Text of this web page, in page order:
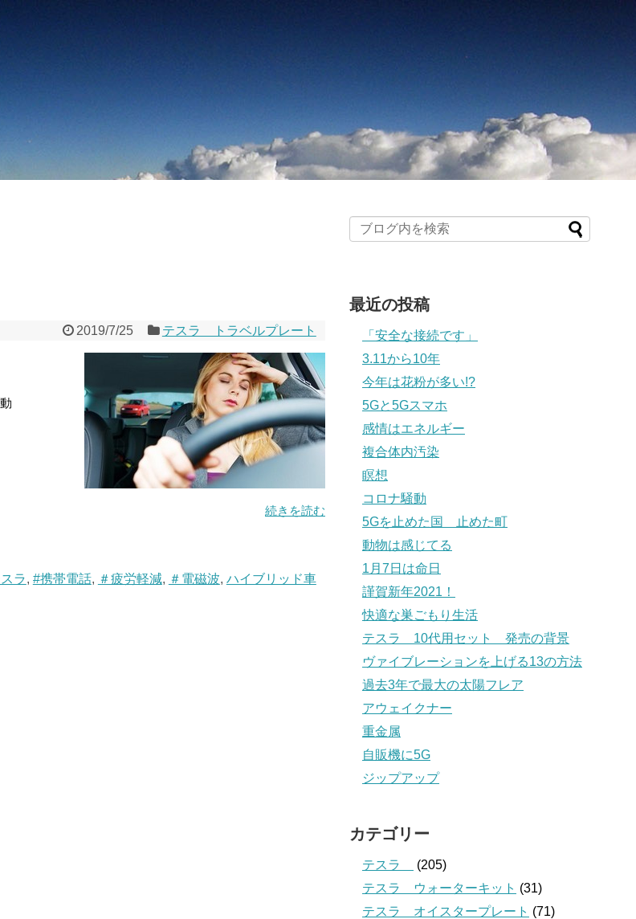
2019/7/25 テスラ トラベルプレート
動
続きを読む
ラ, #携帯電話, ＃疲労軽減, ＃電磁波, ハイブリッド車
最近の投稿
「安全な接続です」
3.11から10年
今年は花粉が多い!?
5Gと5Gスマホ
感情はエネルギー
複合体内汚染
瞑想
コロナ騒動
5Gを止めた国 止めた町
動物は感じてる
1月7日は命日
謹賀新年2021！
快適な巣ごもり生活
テスラ 10代用セット 発売の背景
ヴァイブレーションを上げる13の方法
過去3年で最大の太陽フレア
アウェイクナー
重金属
自販機に5G
ジップアップ
カテゴリー
テスラ
(205)
テスラ ウォーターキット (31)
テスラ オイスタープレート (71)